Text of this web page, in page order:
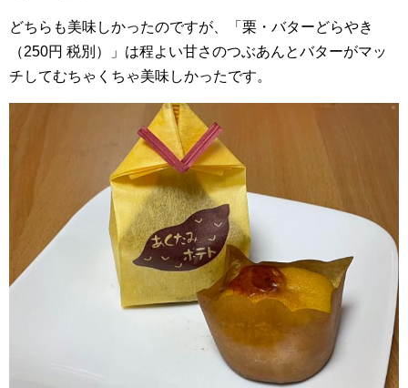
どちらも美味しかったのですが、「栗・バターどらやき
（250円 税別）」は程よい甘さのつぶあんとバターがマッ
チしてむちゃくちゃ美味しかったです。